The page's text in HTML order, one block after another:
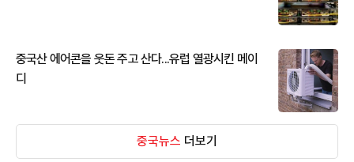
중국산 에어콘을 웃돈 주고 산다...유럽 열광시킨 메이
디
중국뉴스 더보기